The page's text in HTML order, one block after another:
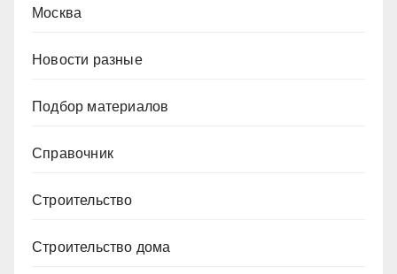
Москва
Новости разные
Подбор материалов
Справочник
Строительство
Строительство дома